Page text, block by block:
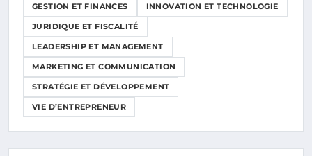
GESTION ET FINANCES INNOVATION ET TECHNOLOGIE
JURIDIQUE ET FISCALITÉ
LEADERSHIP ET MANAGEMENT
MARKETING ET COMMUNICATION
STRATÉGIE ET DÉVELOPPEMENT
VIE D’ENTREPRENEUR